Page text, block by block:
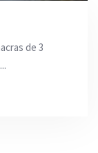
de 3